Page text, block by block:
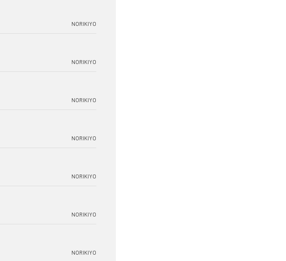
NORIKIYO
NORIKIYO
NORIKIYO
NORIKIYO
NORIKIYO
NORIKIYO
NORIKIYO